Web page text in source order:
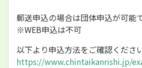
郵送申込の場合は団体申込が可能で
※WEB申込は不可
以下より申込方法をご確認ください
https://www.chintaikanrishi.jp/